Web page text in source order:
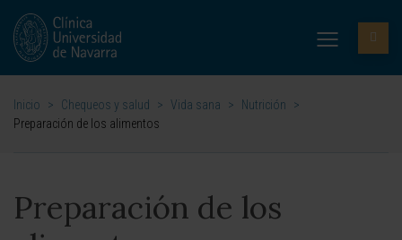
Inicio > Chequeos y salud > Vida sana > Nutrición
>
Preparación de los alimentos
Preparación de los